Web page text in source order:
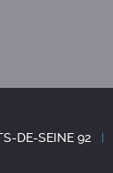
DE-SEINE 92